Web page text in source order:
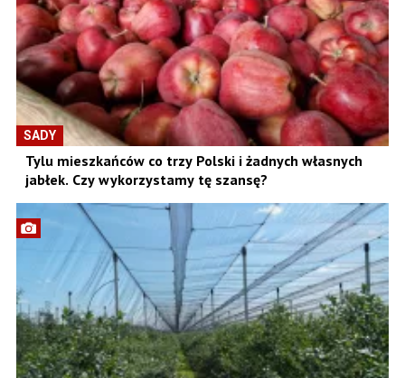
SADY
Tylu mieszkańców co trzy Polski i żadnych własnych
jabłek. Czy wykorzystamy tę szansę?